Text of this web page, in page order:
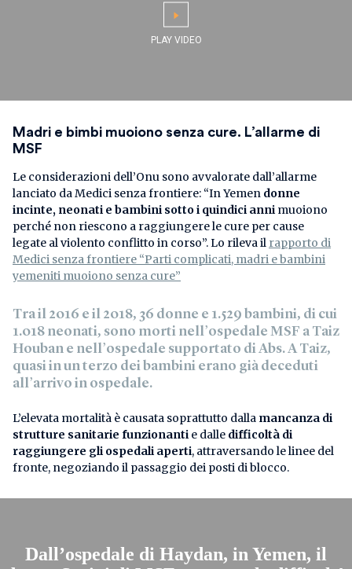
Madri e bimbi muoiono senza cure. L’allarme di
MSF
Le considerazioni dell’Onu sono avvalorate dall’allarme
lanciato da Medici senza frontiere: “In Yemen donne
incinte, neonati e bambini sotto i quindici anni muoiono
perché non riescono a raggiungere le cure per cause
legate al violento conflitto in corso”. Lo rileva il rapporto di
Medici senza frontiere “Parti complicati, madri e bambini
yemeniti muoiono senza cure”
Tra il 2016 e il 2018, 36 donne e 1.529 bambini, di cui
1.018 neonati, sono morti nell’ospedale MSF a Taiz
Houban e nell’ospedale supportato di Abs. A Taiz,
quasi in un terzo dei bambini erano già deceduti
all’arrivo in ospedale.
L’elevata mortalità è causata soprattutto dalla mancanza di
strutture sanitarie funzionanti e dalle difficoltà di
raggiungere gli ospedali aperti, attraversando le linee del
fronte, negoziando il passaggio dei posti di blocco.
Dall’ospedale di Haydan, in Yemen, il